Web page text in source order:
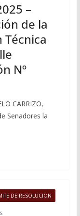
–
de la
Técnica
Nº
CARRIZO,
Senadores la
DE RESOLUCIÓN